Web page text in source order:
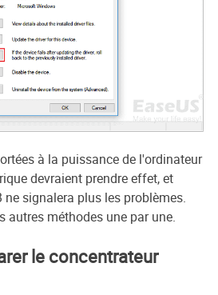
à la puissance de l'ordinateur
devraient prendre effet, et
ne signalera plus les problèmes.
autres méthodes une par une.
le concentrateur